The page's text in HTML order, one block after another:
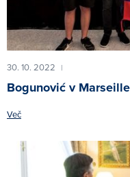
30. 10. 2022 |
Bogunović v
Več